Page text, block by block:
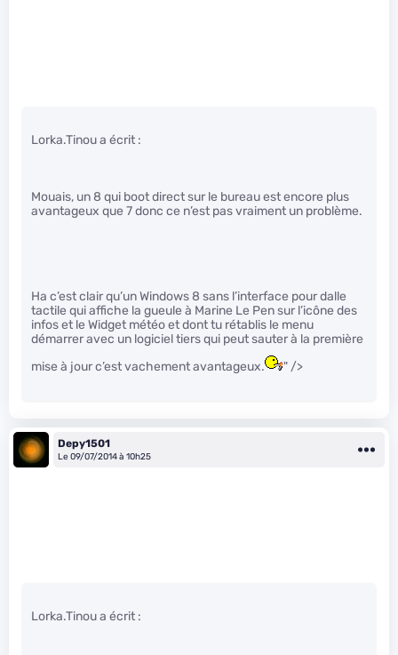
Lorka.Tinou a écrit :
Mouais, un 8 qui boot direct sur le bureau est encore plus
avantageux que 7 donc ce n’est pas vraiment un problème.
Ha c’est clair qu’un Windows 8 sans l’interface pour dalle
tactile qui affiche la gueule à Marine Le Pen sur l’icône des
infos et le Widget météo et dont tu rétablis le menu
démarrer avec un logiciel tiers qui peut sauter à la première
mise à jour c’est vachement avantageux.
" />
Depy1501
Le 09/07/2014 à 10h25
Lorka.Tinou a écrit :